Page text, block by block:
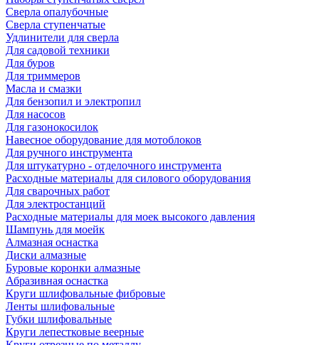
Сверла опалубочные
Сверла ступенчатые
Удлинители для сверла
Для садовой техники
Для буров
Для триммеров
Масла и смазки
Для бензопил и электропил
Для насосов
Для газонокосилок
Навесное оборудование для мотоблоков
Для ручного инструмента
Для штукатурно - отделочного инструмента
Расходные материалы для силового оборудования
Для сварочных работ
Для электростанций
Расходные материалы для моек высокого давления
Шампунь для моейк
Алмазная оснастка
Диски алмазные
Буровые коронки алмазные
Абразивная оснастка
Круги шлифовальные фибровые
Ленты шлифовальные
Губки шлифовальные
Круги лепестковые веерные